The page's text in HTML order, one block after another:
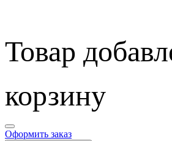
Товар
корзину
Оформить заказ